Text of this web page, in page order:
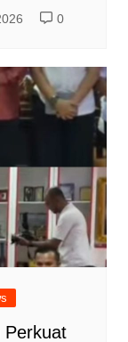
0
Perkuat